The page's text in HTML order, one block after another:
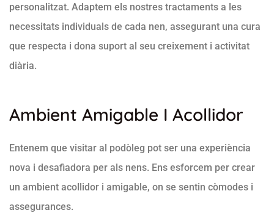
personalitzat. Adaptem els nostres tractaments a les
necessitats individuals de cada nen, assegurant una cura
que respecta i dona suport al seu creixement i activitat
diària.
Ambient Amigable I Acollidor
Entenem que visitar al podòleg pot ser una experiència
nova i desafiadora per als nens. Ens esforcem per crear
un ambient acollidor i amigable, on se sentin còmodes i
assegurances.